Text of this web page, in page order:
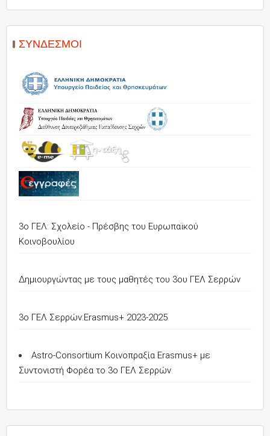
ΣΎΝΔΕΣΜΟΙ
3ο ΓΕΛ: Σχολείο - Πρέσβης του Ευρωπαϊκού
Κοινοβουλίου
Δημιουργώντας με τους μαθητές του 3ου ΓΕΛ Σερρών
3o ΓΕΛ Σερρών:Erasmus+ 2023-2025
Astro-Consortium Κοινοπραξία Erasmus+ με
Συντονιστή Φορέα το 3ο ΓΕΛ Σερρών